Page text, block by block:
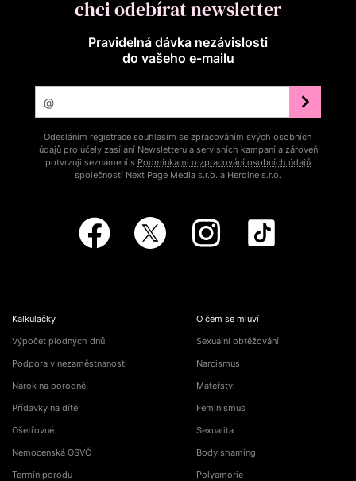
chci odebírat newsletter
Pravidelná dávka nezávislosti
do vašeho e‑mailu
Odesláním registrace souhlasím se zpracováním svých osobních
údajů pro účely zasílání Newsletteru a servisních kampaní a zároveň
potvrzuji seznámení s Podmínkami o zpracování osobních údajů
společností Next Page Media s.r.o. a Heroine s.r.o.
Kalkulačky
Výpočet plodných dnů
Podpora v nezaměstnanosti
Nárok na porodné
Přídavky na dítě
Ošetřovné
Nemocenská OSVČ
Termín porodu
O čem se mluví
Sexuální obtěžování
Narcismus
Mateřství
Feminismus
Sexualita
Body shaming
Polyamorie